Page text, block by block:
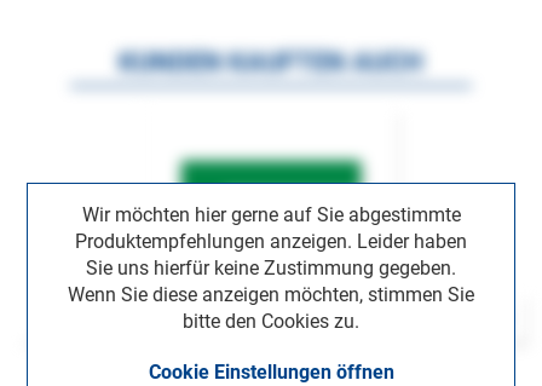
Wir möchten hier gerne auf Sie abgestimmte
Produktempfehlungen anzeigen. Leider haben
Sie uns hierfür keine Zustimmung gegeben.
Wenn Sie diese anzeigen möchten, stimmen Sie
bitte den Cookies zu.
Cookie Einstellungen öffnen
KUNDEN KAUFTEN AUCH